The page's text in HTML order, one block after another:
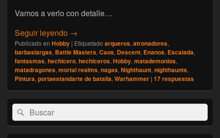
Vamos a verlo con detalle…
Seguir leyendo [Escalada] Namarie, Abril 2020
→
Publicado en Hobby | Etiquetado arqueros, atronadores,
barbaslargas, Battle Masters, Caos, Descent, Enanos, Escalada,
fantasmas, hechicero, hechiceros, Hobby, matademonios,
matadragones, mortal realms, nagas, Nighthaunt, nighthaunts,
Pintura, portaestandarte de batalla, Warhammer | 17respuestas
El
área
de
widget
Buscar
por:
Buscar